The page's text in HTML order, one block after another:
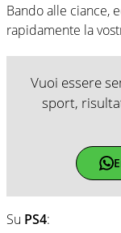
Bando alle ciance,
rapidamente la
Vuoi essere
sport,
Su PS4: